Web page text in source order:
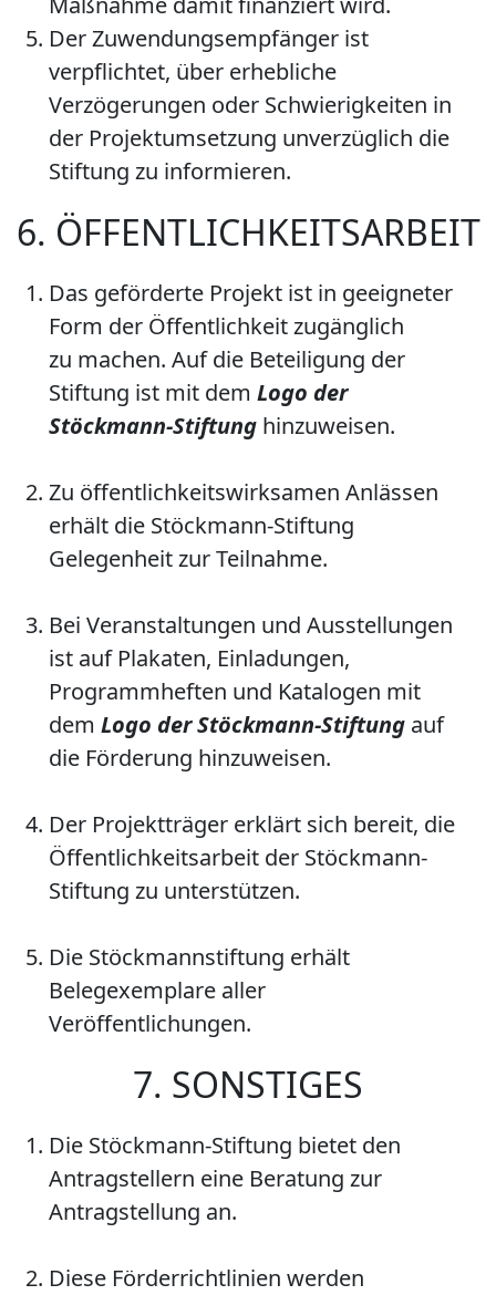
Der Zuwendungsempfänger ist
verpflichtet, über erhebliche
Verzögerungen oder Schwierigkeiten in
der Projektumsetzung unverzüglich die
Stiftung zu informieren.
6. ÖFFENTLICHKEITSARBEIT
Das geförderte Projekt ist in geeigneter
Form der Öffentlichkeit zugänglich
zu machen. Auf die Beteiligung der
Stiftung ist mit dem Logo der
Stöckmann-Stiftung hinzuweisen.
Zu öffentlichkeitswirksamen Anlässen
erhält die Stöckmann-Stiftung
Gelegenheit zur Teilnahme.
Bei Veranstaltungen und Ausstellungen
ist auf Plakaten, Einladungen,
Programmheften und Katalogen mit
dem Logo der Stöckmann-Stiftung auf
die Förderung hinzuweisen.
Der Projektträger erklärt sich bereit, die
Öffentlichkeitsarbeit der Stöckmann-
Stiftung zu unterstützen.
Die Stöckmannstiftung erhält
Belegexemplare aller
Veröffentlichungen.
7. SONSTIGES
Die Stöckmann-Stiftung bietet den
Antragstellern eine Beratung zur
Antragstellung an.
Diese Förderrichtlinien werden